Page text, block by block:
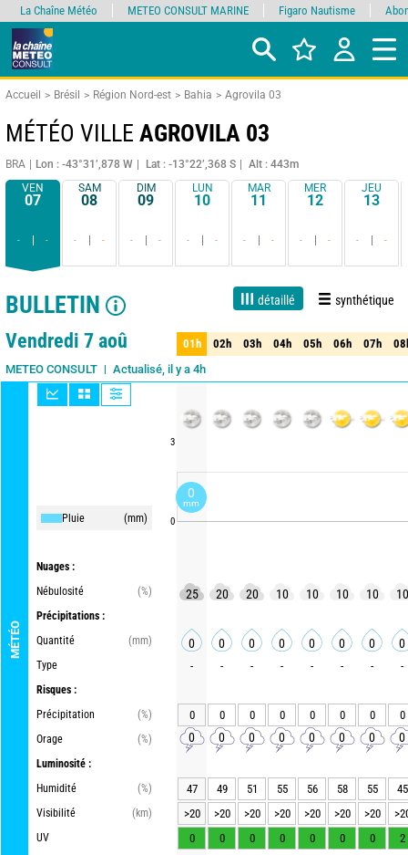
Accueil Brésil Région Nord-est Bahia Agrovila 03
MÉTÉO VILLE AGROVILA 03
BRA Lon : -43°31’,878 W Lat : -13°22’,368 S
Alt : 443m
VEN
07
- -
SAM
08
- -
DIM
09
- -
LUN
10
- -
MAR
11
- -
MER
12
- -
JEU
13
- -
BULLETIN détaillé synthétique
1 jour 3 jours 7 jours 15 jours Fiabilité 85%
Vendredi 7 aoû
METEO CONSULT Actualisé, il y a 4h
MÉTÉO
Pluie (mm)
Nuages :
Nébulosité
(%)
Précipitations :
Quantité
(mm)
Type
Risques :
Précipitation
(%)
Orage
(%)
Luminosité :
Humidité
(%)
Visibilité
(km)
UV
3
0
01h 02h 03h 04h 05h 06h 07h
01h 02h 03h 04h 05h 06h 07h
25 20 20 10 10 10 10 10
0 0 0 0 0 0 0 0
- - - - - - - -
0 0 0 0 0 0 0 0
0 0 0 0 0 0 0 0
47 49 51 55 56 58 55
45
>20
>20 >20 >20 >20 >20 >20
0
0 0 0 0 0 0 2
La Chaîne Météo METEO CONSULT MARINE Figaro Nautisme
0
mm